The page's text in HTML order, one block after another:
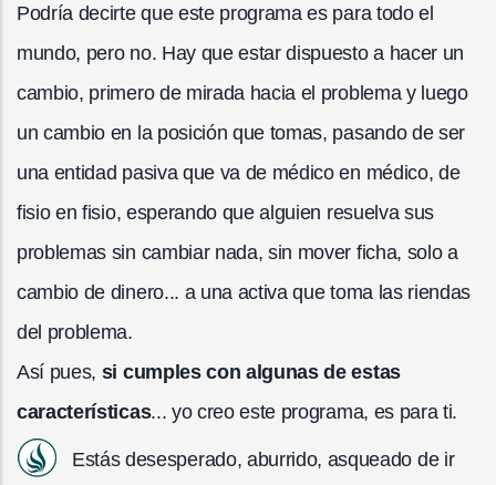
Podría decirte que este programa es para todo el
mundo, pero no. Hay que estar dispuesto a hacer un
cambio, primero de mirada hacia el problema y luego
un cambio en la posición que tomas, pasando de ser
una entidad pasiva que va de médico en médico, de
fisio en fisio, esperando que alguien resuelva sus
problemas sin cambiar nada, sin mover ficha, solo a
cambio de dinero... a una activa que toma las riendas
del problema.
Así pues, si cumples con algunas de estas
características... yo creo este programa, es para ti.
Estás desesperado, aburrido, asqueado de ir